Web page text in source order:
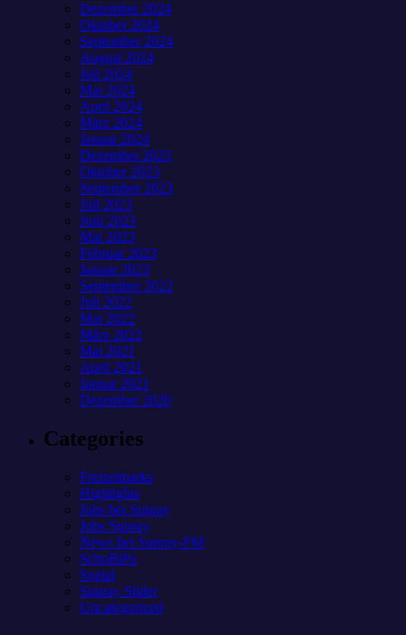
Dezember 2024
Oktober 2024
September 2024
August 2024
Juli 2024
Mai 2024
April 2024
März 2024
Januar 2024
Dezember 2023
Oktober 2023
September 2023
Juli 2023
Juni 2023
Mai 2023
Februar 2023
Januar 2023
September 2022
Juli 2022
Mai 2022
März 2022
Mai 2021
April 2021
Januar 2021
Dezember 2020
Categories
Freizeitparks
Highlights
Jobs bei Sunray
Jobs Sunray
News bei Sunray-FM
SchoBiPa
Sozial
Sunray Slider
Uncategorized